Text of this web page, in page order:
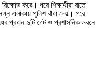
করে। পরে শিক্ষার্থীরা রাতে
এলাকায় পুলিশ বাঁধা দেয়। পরে
প্রধান দুটি গেট ও প্রশাসনিক ভবনে